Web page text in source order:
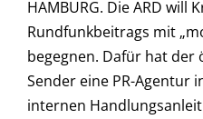
HAMBURG. Die ARD will
Rundfunkbeitrags mit
begegnen. Dafür hat
Sender eine PR-Agentur
internen